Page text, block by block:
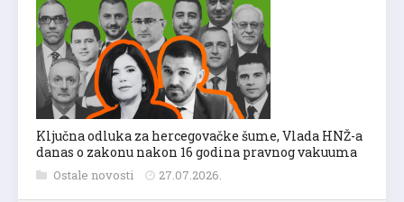
Ključna odluka za hercegovačke šume, Vlada HNŽ-a
danas o zakonu nakon 16 godina pravnog vakuuma
Ostale novosti 27.07.2026.